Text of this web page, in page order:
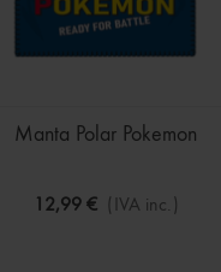
Manta Polar Pokemon
12,99 € (IVA inc.)